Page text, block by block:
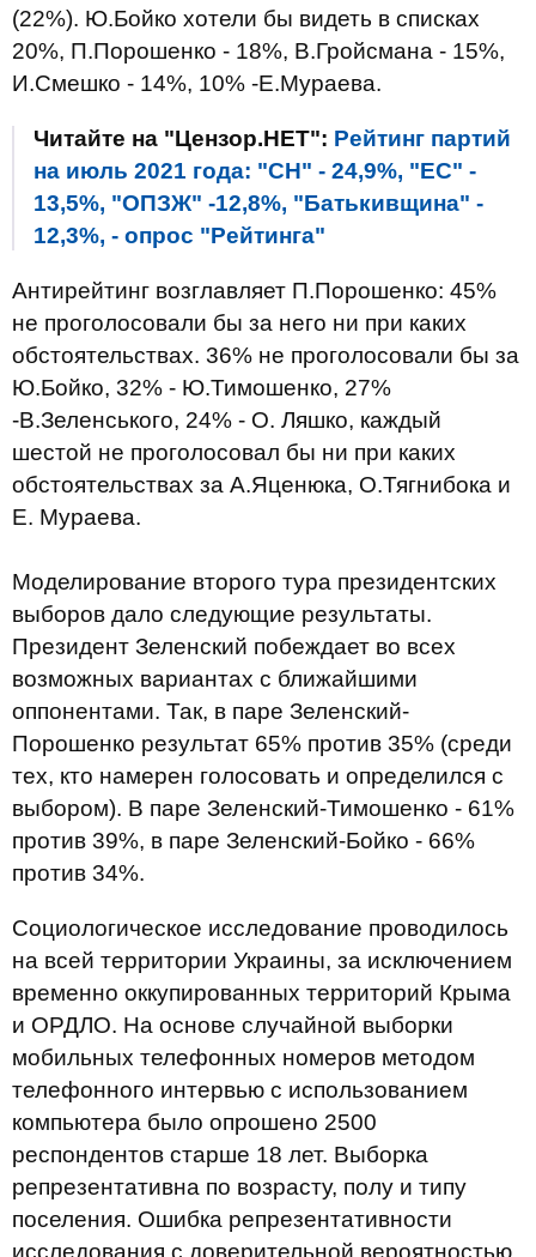
(22%). Ю.Бойко хотели бы видеть в списках
20%, П.Порошенко - 18%, В.Гройсмана - 15%,
И.Смешко - 14%, 10% -Е.Мураева.
Читайте на "Цензор.НЕТ": Рейтинг партий
на июль 2021 года: "СН" - 24,9%, "ЕС" -
13,5%, "ОПЗЖ" -12,8%, "Батькивщина" -
12,3%, - опрос "Рейтинга"
Антирейтинг возглавляет П.Порошенко: 45%
не проголосовали бы за него ни при каких
обстоятельствах. 36% не проголосовали бы за
Ю.Бойко, 32% - Ю.Тимошенко, 27%
-В.Зеленського, 24% - О. Ляшко, каждый
шестой не проголосовал бы ни при каких
обстоятельствах за А.Яценюка, О.Тягнибока и
Е. Мураева.
Моделирование второго тура президентских
выборов дало следующие результаты.
Президент Зеленский побеждает во всех
возможных вариантах с ближайшими
оппонентами. Так, в паре Зеленский-
Порошенко результат 65% против 35% (среди
тех, кто намерен голосовать и определился с
выбором). В паре Зеленский-Тимошенко - 61%
против 39%, в паре Зеленский-Бойко - 66%
против 34%.
Социологическое исследование проводилось
на всей территории Украины, за исключением
временно оккупированных территорий Крыма
и ОРДЛО. На основе случайной выборки
мобильных телефонных номеров методом
телефонного интервью с использованием
компьютера было опрошено 2500
респондентов старше 18 лет. Выборка
репрезентативна по возрасту, полу и типу
поселения. Ошибка репрезентативности
исследования с доверительной вероятностью